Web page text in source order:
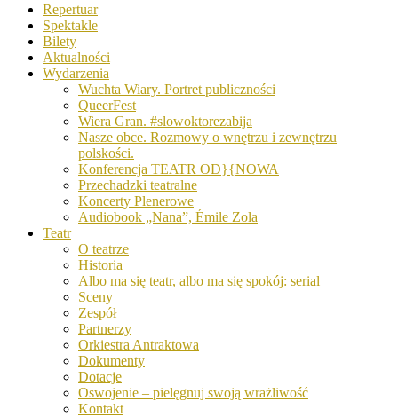
Repertuar
Spektakle
Bilety
Aktualności
Wydarzenia
Wuchta Wiary. Portret publiczności
QueerFest
Wiera Gran. #slowoktorezabija
Nasze obce. Rozmowy o wnętrzu i zewnętrzu
polskości.
Konferencja TEATR OD}{NOWA
Przechadzki teatralne
Koncerty Plenerowe
Audiobook „Nana”, Émile Zola
Teatr
O teatrze
Historia
Albo ma się teatr, albo ma się spokój: serial
Sceny
Zespół
Partnerzy
Orkiestra Antraktowa
Dokumenty
Dotacje
Oswojenie – pielęgnuj swoją wrażliwość
Kontakt